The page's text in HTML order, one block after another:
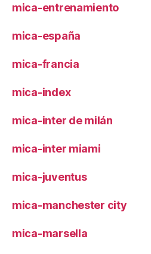
mica-entrenamiento
mica-españa
mica-francia
mica-index
mica-inter de milán
mica-inter miami
mica-juventus
mica-manchester city
mica-marsella